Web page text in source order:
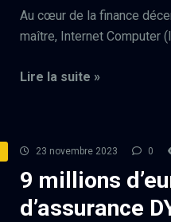
Au cœur de la finance
maître, Internet Computer
Lire la suite »
23 novembre 2023 0
9 millions
d’assurance